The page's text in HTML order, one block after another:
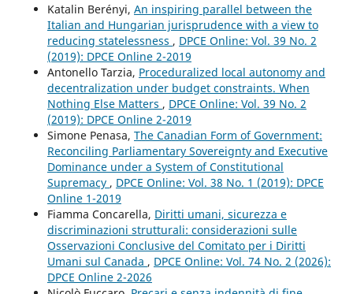
Katalin Berényi, An inspiring parallel between the
Italian and Hungarian jurisprudence with a view to
reducing statelessness , DPCE Online: Vol. 39 No. 2
(2019): DPCE Online 2-2019
Antonello Tarzia, Proceduralized local autonomy and
decentralization under budget constraints. When
Nothing Else Matters , DPCE Online: Vol. 39 No. 2
(2019): DPCE Online 2-2019
Simone Penasa, The Canadian Form of Government:
Reconciling Parliamentary Sovereignty and Executive
Dominance under a System of Constitutional
Supremacy , DPCE Online: Vol. 38 No. 1 (2019): DPCE
Online 1-2019
Fiamma Concarella, Diritti umani, sicurezza e
discriminazioni strutturali: considerazioni sulle
Osservazioni Conclusive del Comitato per i Diritti
Umani sul Canada , DPCE Online: Vol. 74 No. 2 (2026):
DPCE Online 2-2026